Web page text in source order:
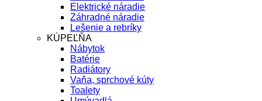
Elektrické náradie
Záhradné náradie
Lešenie a rebríky
KÚPEĽŇA
Nábytok
Batérie
Radiátory
Vaňa, sprchové kúty
Toalety